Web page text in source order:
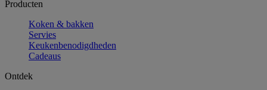
Producten
Koken & bakken
Servies
Keukenbenodigdheden
Cadeaus
Ontdek